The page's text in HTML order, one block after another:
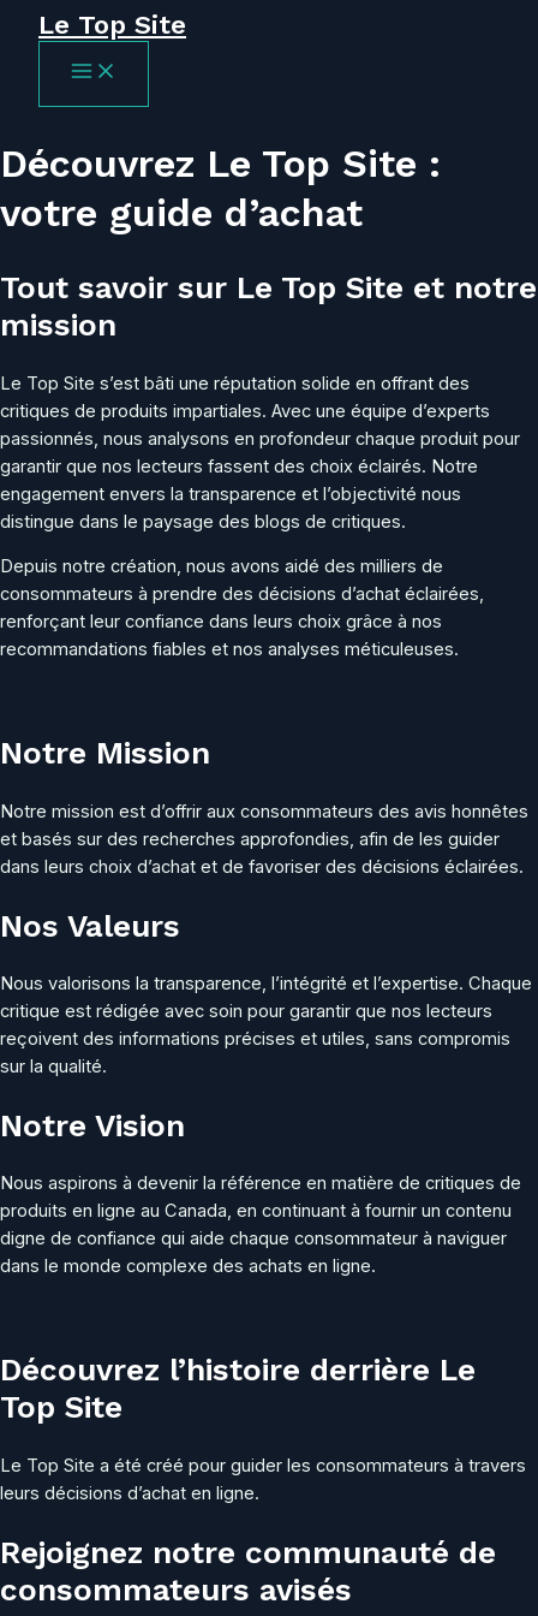
Aller
contenu
Le Top Site
MAIN
Découvrez Le Top Site :
votre guide d’achat
Tout savoir sur Le Top Site et notre
mission
Le Top Site s’est bâti une réputation solide en offrant des
critiques de produits impartiales. Avec une équipe d’experts
passionnés, nous analysons en profondeur chaque produit pour
garantir que nos lecteurs fassent des choix éclairés. Notre
engagement envers la transparence et l’objectivité nous
distingue dans le paysage des blogs de critiques.
Depuis notre création, nous avons aidé des milliers de
consommateurs à prendre des décisions d’achat éclairées,
renforçant leur confiance dans leurs choix grâce à nos
recommandations fiables et nos analyses méticuleuses.
Notre Mission
Notre mission est d’offrir aux consommateurs des avis honnêtes
et basés sur des recherches approfondies, afin de les guider
dans leurs choix d’achat et de favoriser des décisions éclairées.
Nos Valeurs
Nous valorisons la transparence, l’intégrité et l’expertise. Chaque
critique est rédigée avec soin pour garantir que nos lecteurs
reçoivent des informations précises et utiles, sans compromis
sur la qualité.
Notre Vision
Nous aspirons à devenir la référence en matière de critiques de
produits en ligne au Canada, en continuant à fournir un contenu
digne de confiance qui aide chaque consommateur à naviguer
dans le monde complexe des achats en ligne.
Découvrez l’histoire derrière Le
Top Site
Le Top Site a été créé pour guider les consommateurs à travers
leurs décisions d’achat en ligne.
Rejoignez notre communauté de
consommateurs avisés